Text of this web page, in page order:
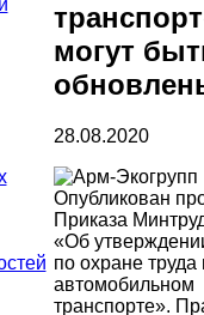
могут
28.08.2020
Опубликован
Приказа
«Об
по охране труда
автомобильном
транспорте».